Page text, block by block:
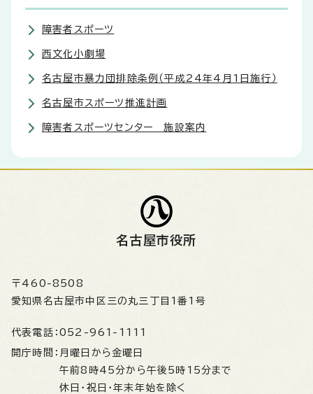
障害者スポーツ
西文化小劇場
名古屋市暴力団排除条例（平成24年4月1日施行）
名古屋市スポーツ推進計画
障害者スポーツセンター 施設案内
名古屋市役所
〒460-8508
愛知県名古屋市中区三の丸三丁目1番1号
代表電話： 052-961-1111
開庁時間： 月曜日から金曜日
午前8時45分から午後5時15分まで
休日・祝日・年末年始を除く